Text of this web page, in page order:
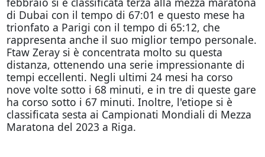
di Dubai con il tempo di 67:01 e questo mese ha
trionfato a Parigi con il tempo di 65:12, che
rappresenta anche il suo miglior tempo personale.
Ftaw Zeray si è concentrata molto su questa
distanza, ottenendo una serie impressionante di
tempi eccellenti. Negli ultimi 24 mesi ha corso
nove volte sotto i 68 minuti, e in tre di queste gare
ha corso sotto i 67 minuti. Inoltre, l'etiope si è
classificata sesta ai Campionati Mondiali di Mezza
Maratona del 2023 a Riga.